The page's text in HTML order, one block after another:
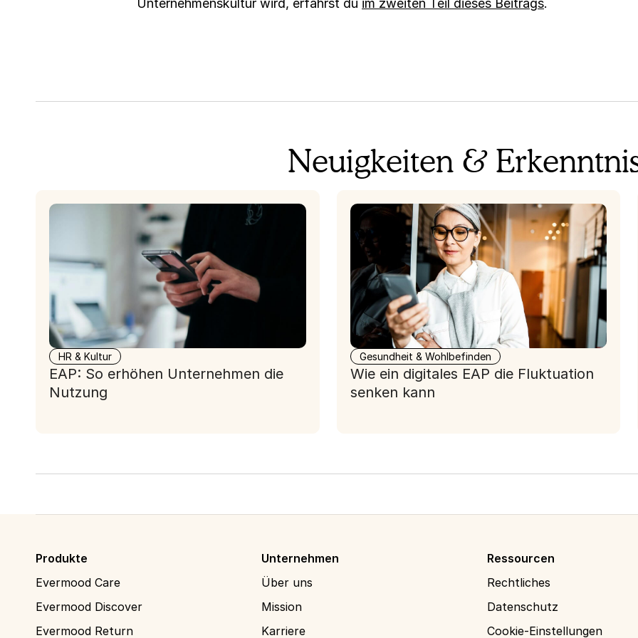
Unternehmenskultur wird, erfährst du im zweiten Teil dieses Beitrags.
Neuigkeiten &
HR & Kultur
EAP: So erhöhen Unternehmen die
Nutzung
Gesundheit & Wohlbefinden
Wie ein digitales EAP die Fluktuation
senken kann
Produkte
Evermood Care
Evermood Discover
Evermood Return
Unternehmen
Über uns
Mission
Karriere
Ressourcen
Rechtliches
Datenschutz
Cookie-Einstellungen